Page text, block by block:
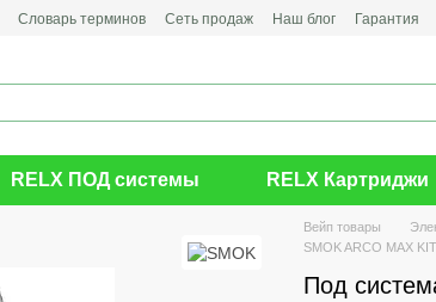
Словарь терминов Сеть продаж Наш блог Гарантия
RELX ПОД системы RELX Картриджи
Вейп товары
SMOK ARCO MAX
Под